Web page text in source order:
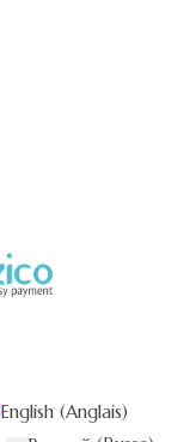
English (Anglais)